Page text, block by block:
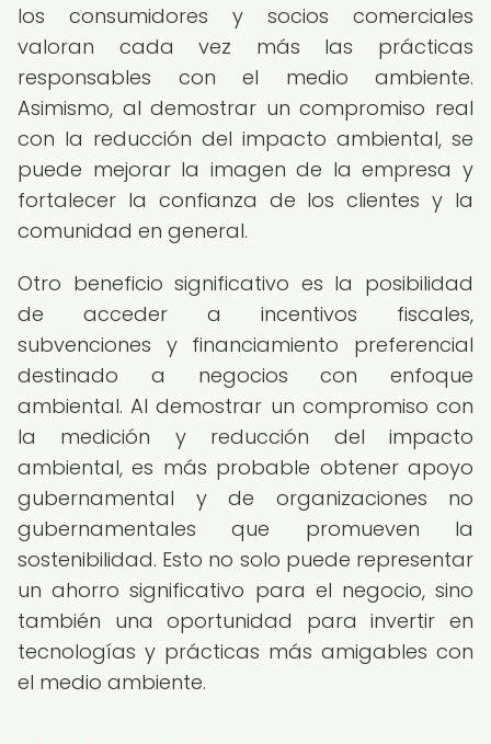
los consumidores y socios comerciales
valoran cada vez más las prácticas
responsables con el medio ambiente.
Asimismo, al demostrar un compromiso real
con la reducción del impacto ambiental, se
puede mejorar la imagen de la empresa y
fortalecer la confianza de los clientes y la
comunidad en general.
Otro beneficio significativo es la posibilidad
de acceder a incentivos fiscales,
subvenciones y financiamiento preferencial
destinado a negocios con enfoque
ambiental. Al demostrar un compromiso con
la medición y reducción del impacto
ambiental, es más probable obtener apoyo
gubernamental y de organizaciones no
gubernamentales que promueven la
sostenibilidad. Esto no solo puede representar
un ahorro significativo para el negocio, sino
también una oportunidad para invertir en
tecnologías y prácticas más amigables con
el medio ambiente.